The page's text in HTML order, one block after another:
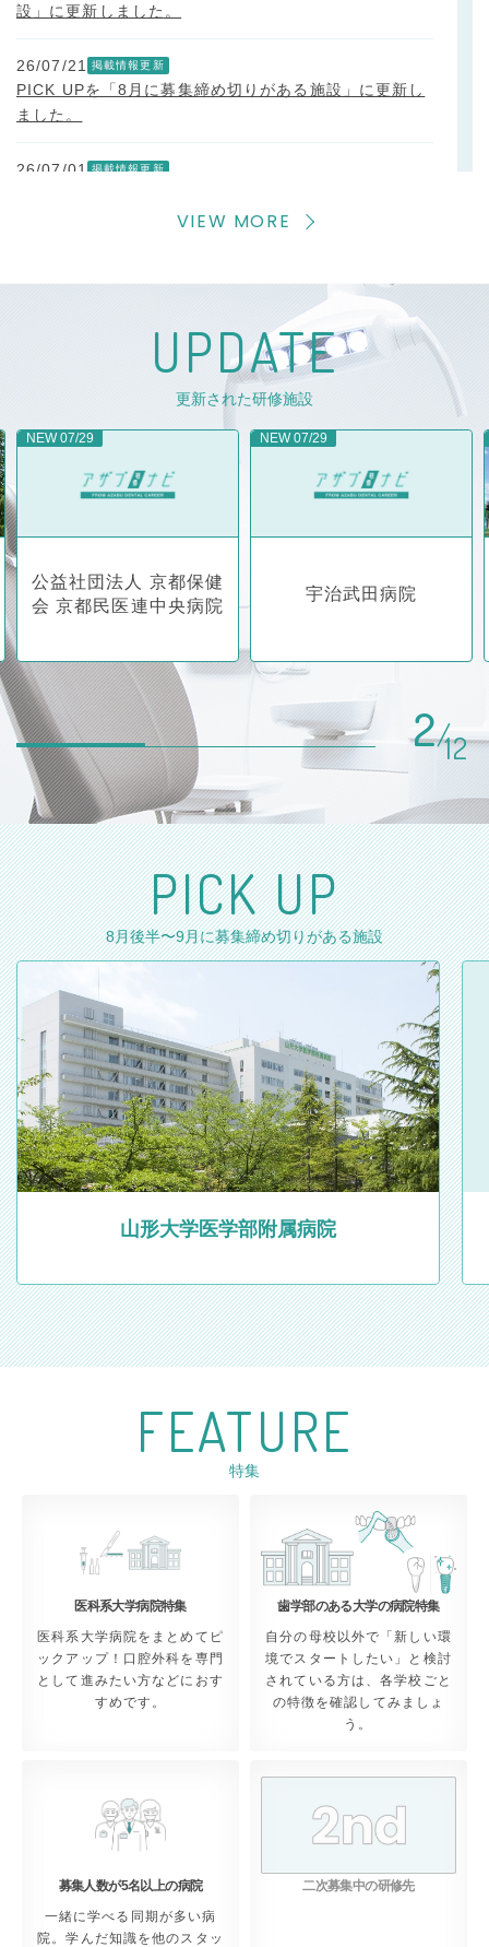
設」に更新しました。
26/07/21
PICK UPを「8月に募集締め切りがある施設」に更新し
ました。
26/07/01
PICK UPを「6月〜7月に募集締め切りがある施設」に
PICK UPを「5月〜6月に説明会がある施設」に更新し
ました。
26/04/01
PICK UPを「令和9年度 研修医向け募集情報がある施
26/03/25
全国医学部付属病院 歯科口腔外科科長会議 が主催する
25/10/29
「二次募集中の研修先」特集ページを随時更新していま
す
25/10/23
PICK UPを二次募集がある施設に更新しました。
25/08/28
PICK UPを9月に募集締め切りがある施設に更新しまし
た。
PICK UPを8月後半に募集締め切りがある施設に更新し
ました。
25/07/31
PICK UPを8月前半に募集締め切りがある施設に更新し
ました。
25/07/14
25/06/30
PICK UPを7月に募集締め切りがある施設に更新しまし
た。
PICK UPを6月後半〜7月末に募集締め切りがある施設
に更新しました。
PICK UPを5月〜6月に説明会がある施設に更新しまし
25/3/17
「オンライン⻭科研修病院説明会」 が行われます。詳…
PICK UPを二次募集、三次募集がある施設に更新しまし
「二次募集中の研修先」特集ページをアップしました！
24/11/01
PICK UPを二次募集がある施設に更新しました。
VIEW MORE
UPDATE
更新された研修施設
2/12
NEW07/29
公益社団法人 京都保健
会 京都民医連中央病院
NEW07/29
宇治武田病院
PICK UP
8月後半〜9月に募集締め切りがある施設
山形大学医学部附属病院
FEATURE
特集
医科系大学病院特集
医科系大学病院をまとめてピ
ックアップ！口腔外科を専門
として進みたい方などにおす
すめです。
歯学部のある大学の病院特集
自分の母校以外で「新しい環
境でスタートしたい」と検討
されている方は、各学校ごと
の特徴を確認してみましょ
う。
募集人数が5名以上の病院
一緒に学べる同期が多い病
院。学んだ知識を他のスタッ
二次募集中の研修先